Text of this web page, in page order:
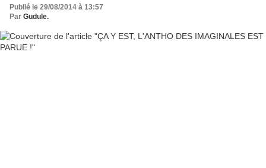
Publié le 29/08/2014 à 13:57
Par Gudule.